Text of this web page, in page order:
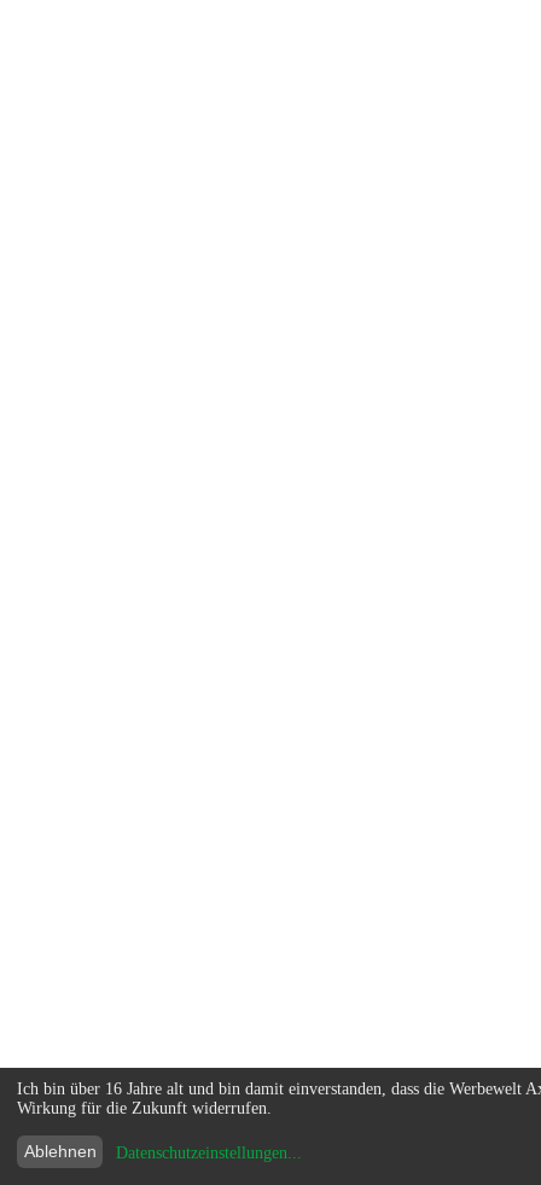
Ich bin über 16 Jahre alt und bin damit einverstanden, dass die
Wirkung für die Zukunft widerrufen.
Ablehnen Datenschutzeinstellungen...